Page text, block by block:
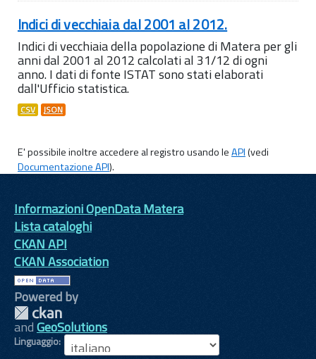
Indici di vecchiaia dal 2001 al 2012.
Indici di vecchiaia della popolazione di Matera per gli
anni dal 2001 al 2012 calcolati al 31/12 di ogni
anno. I dati di fonte ISTAT sono stati elaborati
dall'Ufficio statistica.
CSV JSON
E' possibile inoltre accedere al registro usando leAPI(vedi
Documentazione API).
Informazioni OpenData Matera
Lista cataloghi
CKAN API
CKAN Association
Powered by
andGeoSolutions
Linguaggio